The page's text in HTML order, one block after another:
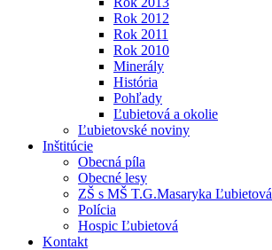
Rok 2012
Rok 2011
Rok 2010
Minerály
História
Pohľady
Ľubietová a okolie
Ľubietovské noviny
Inštitúcie
Obecná píla
Obecné lesy
ZŠ s MŠ T.G.Masaryka Ľubietová
Polícia
Hospic Ľubietová
Kontakt